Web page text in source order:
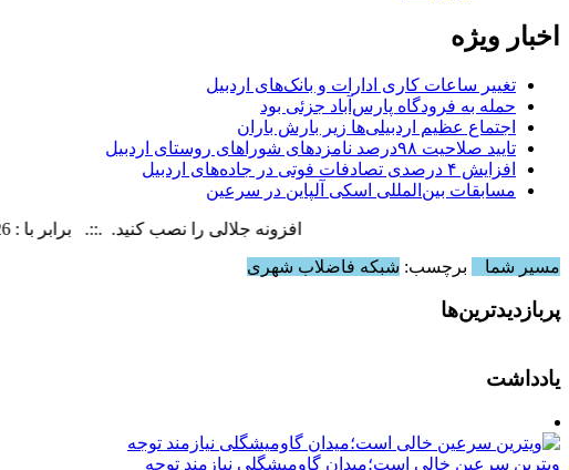
اخبار ویژه
تغییر ساعات کاری ادارات و بانک‌های اردبیل
حمله به فرودگاه پارس‌‌آباد جزئی بود
اجتماع عظیم اردبیلی‌ها زیر بارش باران
تایید صلاحیت ۹۸درصد نامزدهای شوراهای روستای اردبیل
افزایش ۴ درصدی تصادفات فوتی در جاده‌های اردبیل
مسابقات بین‌المللی اسکی آلپاین در سرعین
افزونه جلالی را نصب کنید. .::. برابر با : Saturday, 8 August , 2026
مسیر شما
برچسب: شبکه فاضلاب شهری
پربازدیدترین‌ها
یادداشت
ویترین سرعین خالی است؛میدان گاومیشگلی نیازمند توجه